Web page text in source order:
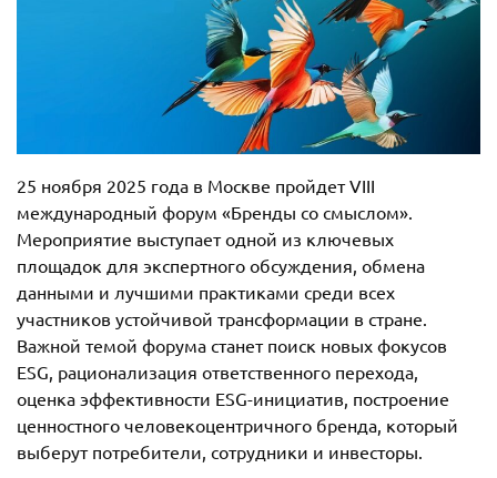
25 ноября 2025 года в Москве пройдет VIII
международный форум «Бренды со смыслом».
Мероприятие выступает одной из ключевых
площадок для экспертного обсуждения, обмена
данными и лучшими практиками среди всех
участников устойчивой трансформации в стране.
Важной темой форума станет поиск новых фокусов
ESG, рационализация ответственного перехода,
оценка эффективности ESG-инициатив, построение
ценностного человекоцентричного бренда, который
выберут потребители, сотрудники и инвесторы.